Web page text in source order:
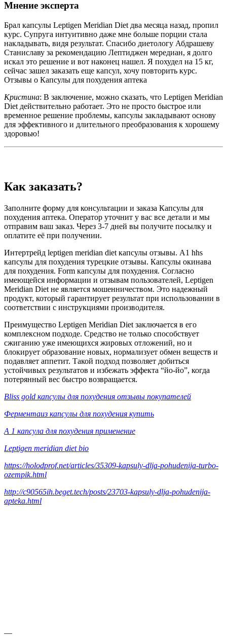
Мнение эксперта
Брал капсулы Leptigen Meridian Diet два месяца назад, пропил
курс. Супруга интуитивно даже мне больше порции стала
накладывать, видя результат. Спасибо диетологу Абдрашеву
Станиславу за рекомендацию Лептиджен мередиан, я долго
искал это решение и вот наконец нашел. Я похудел на 15 кг,
сейчас зашел заказать еще капсул, хочу повторить курс.
Отзывы о Капсулы для похудения аптека
Кристина: В заключение, можно сказать, что Leptigen Meridian
Diеt действительно работает. Это не просто быстрое или
временное решение проблемы, капсулы закладывают основу
для эффективного и длительного преобразования к хорошему
здоровью!
Как заказать?
Заполните форму для консультации и заказа Капсулы для
похудения аптека. Оператор уточнит у вас все детали и мы
отправим ваш заказ. Через 3-7 дней вы получите посылку и
оплатите её при получении.
Интертрейд leptigen meridian diet капсулы отзывы. А1 hhs
капсулы для похудения турецкие отзывы. Капсулы окинава
для похудения. Form капсулы для похудения. Согласно
имеющейся информации и отзывам пользователей, Leptigen
Meridian Diеt не является мошенничеством. Это надежный
продукт, который гарантирует результат при использовании в
соответствии с инструкциями производителя.
Преимущество Leptigen Meridian Diet заключается в его
комплексном подходе. Средство не только способствует
сжиганию уже имеющихся жировых отложений, но и
блокирует образование новых, нормализует обмен веществ и
подавляет аппетит. Такой подход позволяет добиться
устойчивых результатов и избежать эффекта “йо-йо”, когда
потерянный вес быстро возвращается.
Bliss gold капсулы для похудения отзывы покупателей
Ферментаиз капсулы для похудения купить
А 1 капсула для похудения применение
Leptigen meridian diet bio
https://holodprof.net/articles/35309-kapsuly-dlja-pohudenija-turbo-
ozempik.html
http://c90565ih.beget.tech/posts/23703-kapsuly-dlja-pohudenija-
apteka.html
—